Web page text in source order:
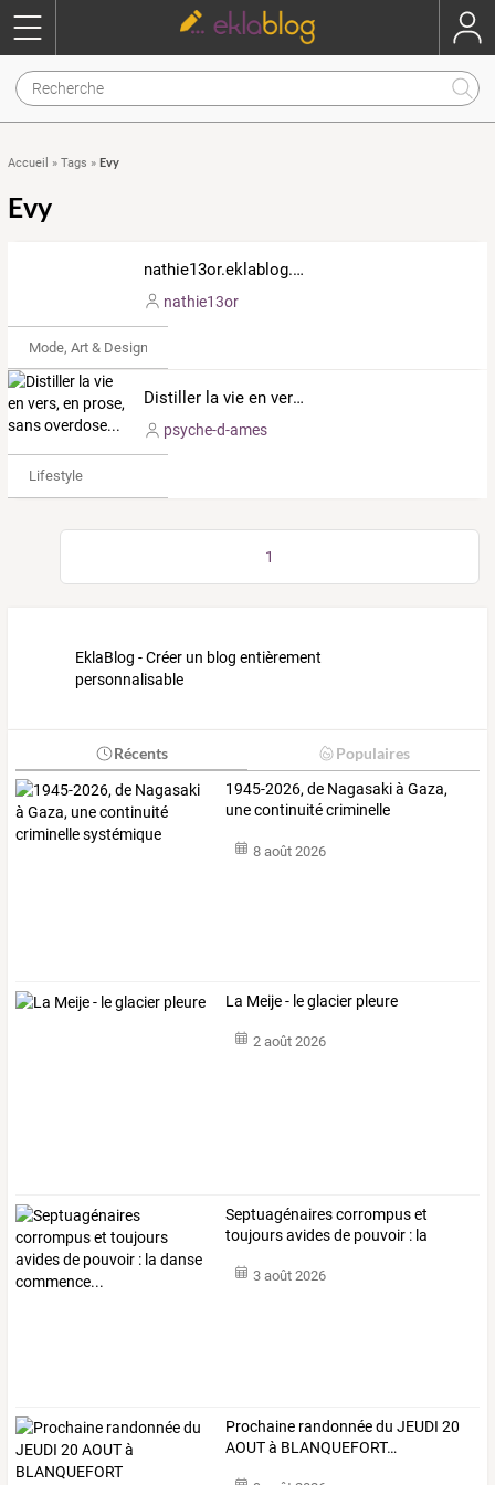
Accueil » Tags » Evy
Evy
nathie13or.eklablog.com
nathie13or
Mode, Art & Design
Distiller la vie en vers, en prose, sans overdose...
psyche-d-ames
Lifestyle
1
EklaBlog - Créer un blog entièrement
personnalisable
Récents Populaires
1945-2026, de Nagasaki à Gaza,
une continuité criminelle
8 août 2026
La Meije - le glacier pleure
2 août 2026
Septuagénairescorrompuset
toujoursavidesde pouvoir : la
3 août 2026
Prochaine randonnéedu JEUDI 20
AOUTà BLANQUEFORT…